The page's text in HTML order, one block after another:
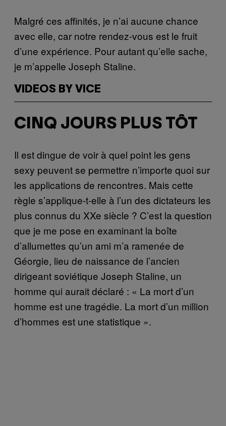
Malgré ces affinités, je n’ai aucune chance
avec elle, car notre rendez-vous est le fruit
d’une expérience. Pour autant qu’elle sache,
je m’appelle Joseph Staline.
VIDEOS BY VICE
CINQ JOURS PLUS TÔT
Il est dingue de voir à quel point les gens
sexy peuvent se permettre n’importe quoi sur
les applications de rencontres. Mais cette
règle s’applique-t-elle à l’un des dictateurs les
plus connus du XXe siècle ? C’est la question
que je me pose en examinant la boîte
d’allumettes qu’un ami m’a ramenée de
Géorgie, lieu de naissance de l’ancien
dirigeant soviétique Joseph Staline, un
homme qui aurait déclaré : « La mort d’un
homme est une tragédie. La mort d’un million
d’hommes est une statistique ».